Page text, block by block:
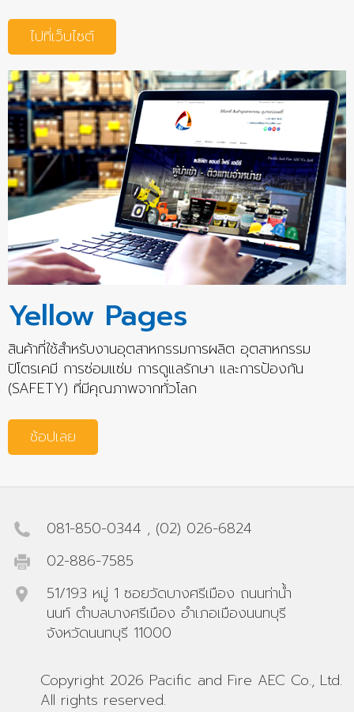
ไปที่เว็บไซต์
Yellow Pages
สินค้าที่ใช้สำหรับงานอุตสาหกรรมการผลิต อุตสาหกรรม
ปิโตรเคมี การซ่อมแซ่ม การดูแลรักษา และการป้องกัน
(SAFETY) ที่มีคุณภาพจากทั่วโลก
ช้อปเลย
081-850-0344 , (02) 026-6824
02-886-7585
51/193 หมู่ 1 ซอยวัดบางศรีเมือง ถนนท่าน้ำ
นนท์ ตำบลบางศรีเมือง อำเภอเมืองนนทบุรี
จังหวัดนนทบุรี 11000
Copyright 2026 Pacific and Fire AEC Co., Ltd.
All rights reserved.